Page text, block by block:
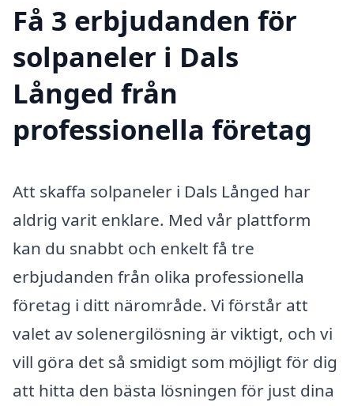
Få 3 erbjudanden för
solpaneler i Dals
Långed från
professionella företag
Att skaffa solpaneler i Dals Långed har
aldrig varit enklare. Med vår plattform
kan du snabbt och enkelt få tre
erbjudanden från olika professionella
företag i ditt närområde. Vi förstår att
valet av solenergilösning är viktigt, och vi
vill göra det så smidigt som möjligt för dig
att hitta den bästa lösningen för just dina